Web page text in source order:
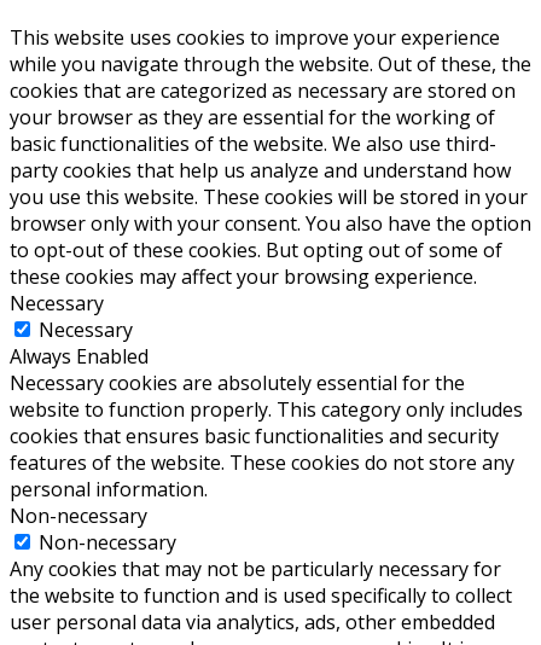
This website uses cookies to improve your experience
while you navigate through the website. Out of these, the
cookies that are categorized as necessary are stored on
your browser as they are essential for the working of
basic functionalities of the website. We also use third-
party cookies that help us analyze and understand how
you use this website. These cookies will be stored in your
browser only with your consent. You also have the option
to opt-out of these cookies. But opting out of some of
these cookies may affect your browsing experience.
Necessary
Necessary
Always Enabled
Necessary cookies are absolutely essential for the
website to function properly. This category only includes
cookies that ensures basic functionalities and security
features of the website. These cookies do not store any
personal information.
Non-necessary
Non-necessary
Any cookies that may not be particularly necessary for
the website to function and is used specifically to collect
user personal data via analytics, ads, other embedded